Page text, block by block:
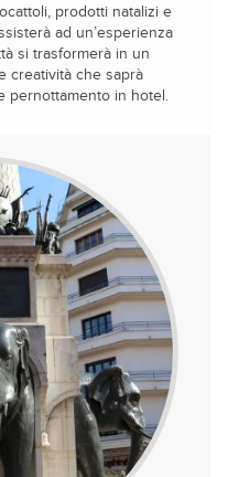
prodotti natalizi e
ad un’esperienza
si trasformerà in un
creatività che saprà
pernottamento in hotel.